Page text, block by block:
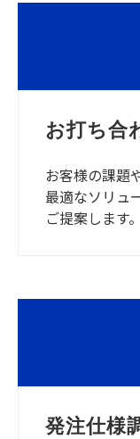
お打ち合
お客様の課題
最適なソリュ
ご提案します。
発注仕様